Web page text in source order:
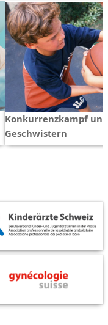
Konkurrenzkampf
Geschwistern